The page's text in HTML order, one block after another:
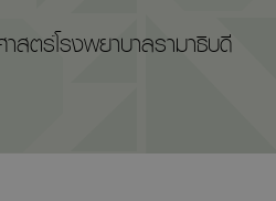
ตร์โรงพยาบาลรามาธิบดี